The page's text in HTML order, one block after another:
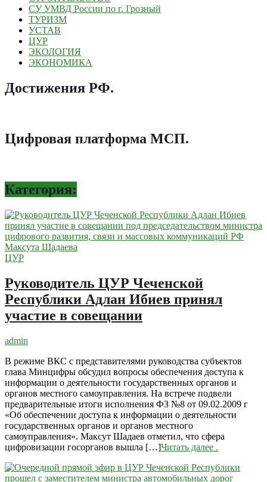
СУ УМВД России по г. Грозный
ТУРИЗМ
УСТАВ
ЦУР
ЭКОЛОГИЯ
ЭКОНОМИКА
Достижения РФ.
Цифровая платформа МСП.
Категория:
ЦУР
Руководитель ЦУР Чеченской
Республики Адлан Ибиев принял
участие в совещании
admin
В режиме ВКС с представителями руководства субъектов
глава Минцифры обсудил вопросы обеспечения доступа к
информации о деятельности государственных органов и
органов местного самоуправления. На встрече подвели
предварительные итоги исполнения ФЗ №8 от 09.02.2009 г
«Об обеспечении доступа к информации о деятельности
государственных органов и органов местного
самоуправления». Максут Шадаев отметил, что сфера
цифровизации госорганов вышла […]Читать далее .